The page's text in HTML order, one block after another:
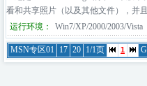
看和共享照片（以及其他文件），并
运行环境：
Win7/XP/2000/2003/Vista
MSN专区01 17 20 1/1页 1